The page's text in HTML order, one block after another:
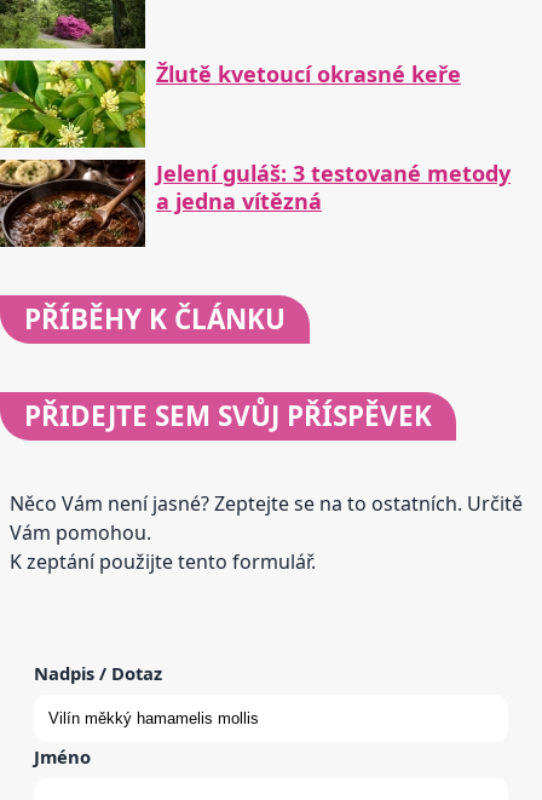
Žlutě kvetoucí okrasné keře
Jelení guláš: 3 testované metody
a jedna vítězná
PŘÍBĚHY K ČLÁNKU
PŘIDEJTE SEM SVŮJ PŘÍSPĚVEK
Něco Vám není jasné? Zeptejte se na to ostatních. Určitě
Vám pomohou.
K zeptání použijte tento formulář.
Nadpis / Dotaz
Jméno